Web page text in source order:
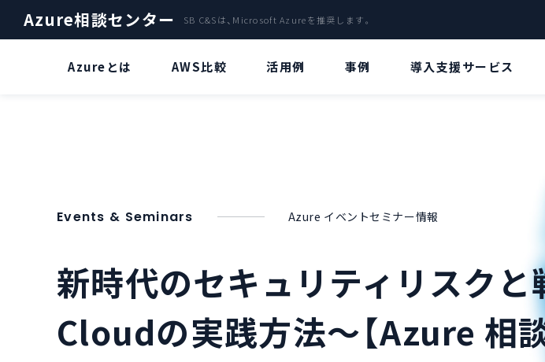
Azure相談センター SB C&Sは、Microsoft Azureを推奨します。
Azureとは AWS比較 活用例
AI・IoT
AzureのVDIで環境構築
事例 導入支援サービス
“ChatGPT” とは？
Azure OpenAI Serviceリソースデ
編]
Desktopとは!?[構
築手順/接続方法
リソースグル
仮想ネットワ
Events & Seminars Azure イベントセミナー情報
新時代のセキュリティリスク
Cloudの実践方法～【Azure 相